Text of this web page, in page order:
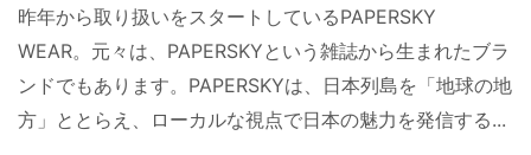
昨年から取り扱いをスタートしているPAPERSKY
WEAR。元々は、PAPERSKYという雑誌から生まれたブラ
ンドでもあります。PAPERSKYは、日本列島を「地球の地
方」ととらえ、ローカルな視点で日本の魅力を発信する...